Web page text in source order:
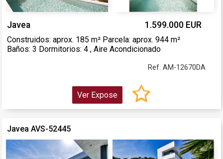
Javea 1.599.000 EUR
Construidos: aprox. 185 m² Parcela: aprox. 944 m²
Baños: 3 Dormitorios: 4 , Aire Acondicionado
Ref. AM-12670DA
Ver Expose
Javea AVS-52445